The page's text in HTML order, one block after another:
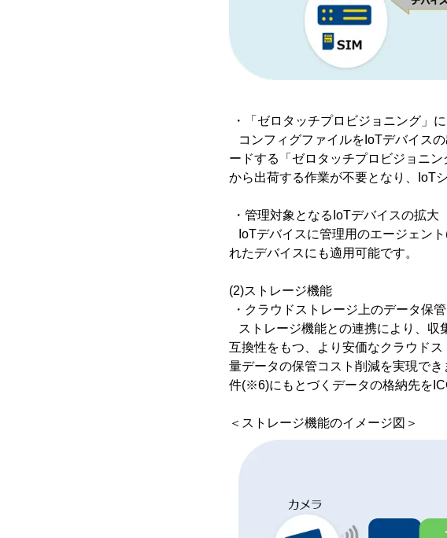
・「ゼロタッチプロビジョニング」
コンフィグファイルをIoTデバイス
ードする「ゼロタッチプロビジョニ
から出荷する作業が不要となり、IoT
・管理対象となるIoTデバイスの拡大
IoTデバイスに管理用のエージェン
れたデバイスにも適用可能です。
(2)ストレージ機能
・クラウドストレージ上のデータ保
ストレージ機能との連携により、収
互換性をもつ、より安価なクラウド
量データの保管コスト削減を実現で
件(※6)にもとづくデータの格納先を
＜ストレージ機能のイメージ図＞